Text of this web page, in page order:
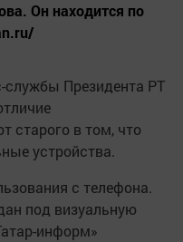
Он находится по
службы Президента РТ
старого в том, что
устройства.
с телефона.
под визуальную
информ»